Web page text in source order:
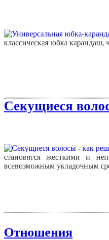
классическая юбка карандаш,
Секущиеся
становятся жесткими и
всевозможным укладочным
Отношения